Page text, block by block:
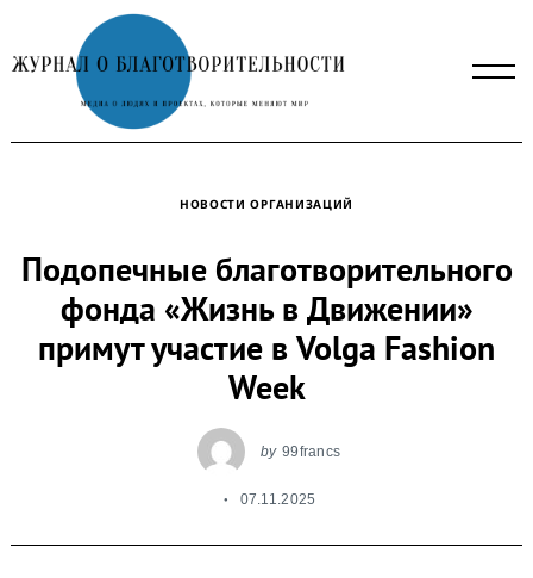
to
content
НОВОСТИ ОРГАНИЗАЦИЙ
Подопечные благотворительного
фонда «Жизнь в Движении»
примут участие в Volga Fashion
Week
by 99francs
07.11.2025